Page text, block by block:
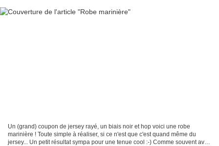
Un (grand) coupon de jersey rayé, un biais noir et hop voici une robe
marinière ! Toute simple à réaliser, si ce n'est que c'est quand même du
jersey... Un petit résultat sympa pour une tenue cool :-) Comme souvent avec